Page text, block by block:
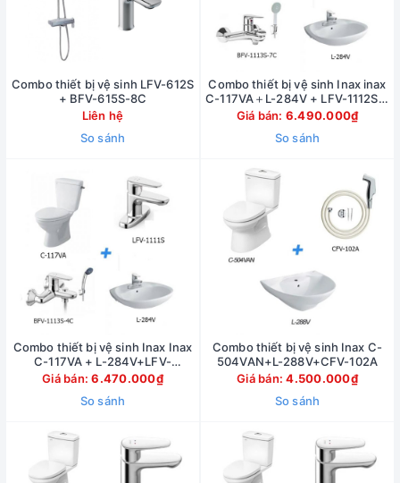
Combo thiết bị vệ sinh LFV-612S
+ BFV-615S-8C
Liên hệ
So sánh
Combo thiết bị vệ sinh Inax inax
C-117VA＋L-284V + LFV-1112S +
BFV-1113S-7C
Giá bán: 6.490.000₫
So sánh
Combo thiết bị vệ sinh Inax Inax
C-117VA + L-284V+LFV-
1111S+BFV-1113S-4C
Giá bán:6.470.000₫
So sánh
Combo thiết bị vệ sinh Inax C-
504VAN+L-288V+CFV-102A
Giá bán:4.500.000₫
So sánh